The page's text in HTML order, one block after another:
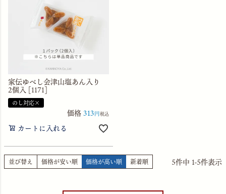
家伝ゆべし会津山塩あん入り
2個入 [1171]
のし対応×
価格313 税込
カートに入れる
並び替え 価格が安い順 価格が高い順 新着順 5件中 1-5件表示